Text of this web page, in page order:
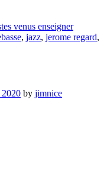
venus enseigner
, jazz, jerome regard,
2020 by jimnice